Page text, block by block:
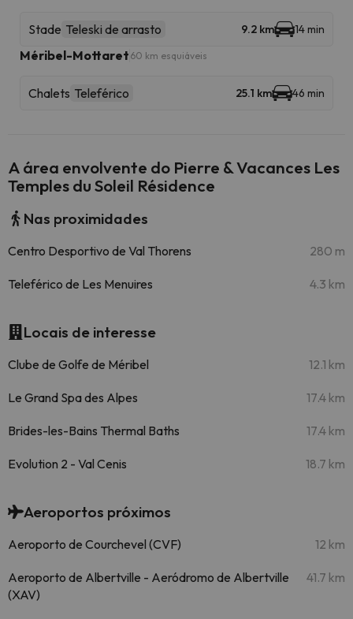
Stade Teleski de arrasto 9.2 km 14 min
Méribel-Mottaret 60 km esquiáveis
Chalets Teleférico 25.1 km 46 min
A área envolvente do Pierre & Vacances Les
Temples du Soleil Résidence
Nas proximidades
Centro Desportivo de Val Thorens 280 m
Teleférico de Les Menuires 4.3 km
Locais de interesse
Clube de Golfe de Méribel 12.1 km
Le Grand Spa des Alpes 17.4 km
Brides-les-Bains Thermal Baths 17.4 km
Evolution 2 - Val Cenis 18.7 km
Aeroportos próximos
Aeroporto de Courchevel (CVF) 12 km
Aeroporto de Albertville - Aeródromo de Albertville
(XAV)
41.7 km